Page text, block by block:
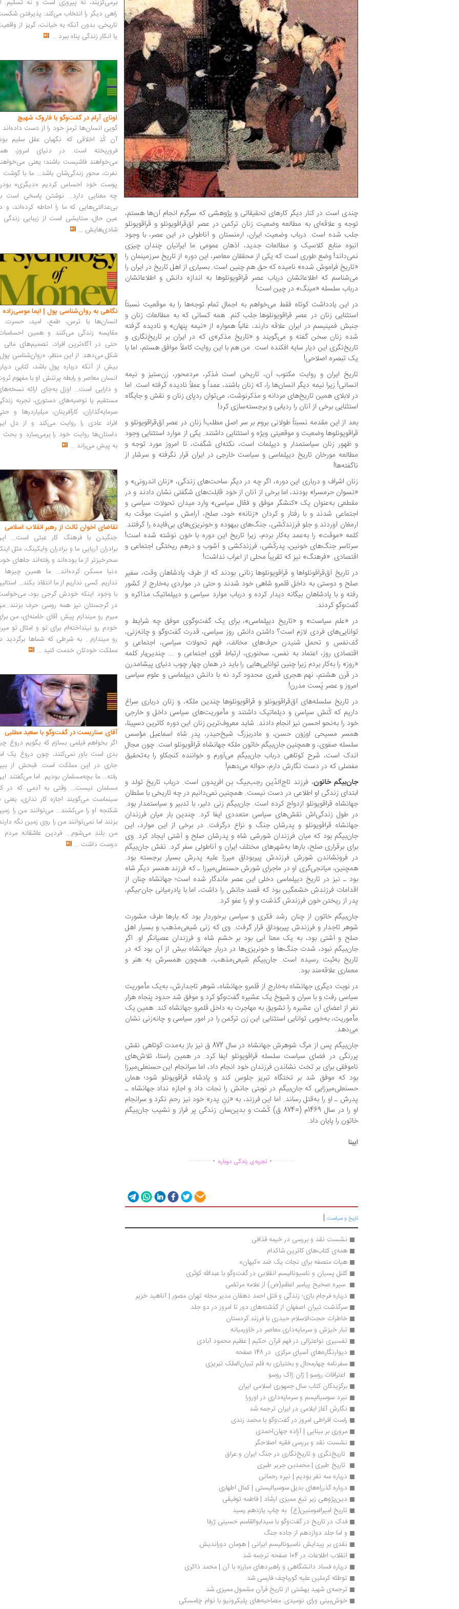
چندی است در کنار دیگر کارهای تحقیقاتی و پژوهشی که سرگرم انجام آن‌ها هستم،
توجه و علاقه‌ای به مطالعه وضعیت زنان ترکمن در عصر آق‌قراقویونلو و قراقویونلو
جلب شده است. درباب وضعیت ایران، ارمنستان و آناطولی در این عصر، با وجود
انبوه منابع کلاسیک و مطالعات جدید، اذهان عمومی ما ایرانیان چندان چیزی
نمی‌داند! وضع طوری است که یکی از محققان معاصر، این دوره از تاریخ سرزمینمان را
«تاریخ فراموش شده» نامیده که حق هم چنین است. بسیاری از اهل تاریخ در ایران را
می‌شناسم که اطلاعاتشان درباب عصر قراقویونلوها به اندازه دانش و اطلاعاتشان
درباب سلسله «مینگ» در چین است!
در این یادداشت کوتاه فقط می‌خواهم به اجمال تمام توجه‌ها را به موقعیت نسبتاً
استثنایی زنان در عصر قراقویونلوها جلب کنم. همه کسانی که به مطالعات زنان و
جنبش فمینیسم در ایران علاقه دارند، غالباً همواره از «نیمه پنهان» و نادیده گرفته
شده زنان سخن گفته و می‌گویند و «تاریخ مذکر»ی که در ایران بر تاریخ‌نگاری و
تاریخ‌نگری این دیار سایه افکنده است. من هم با این روایت کاملاً موافق هستم، اما با
یک تبصره اصلاحی!
تاریخ ایران و روایت مکتوب آن، تاریخی است مُذکر، مردمحور، زن‌ستیز و نیمه
انسانی! زیرا نیمه دیگر انسان‌ها را، که زنان باشند، عمداً و عملاً نادیده گرفته است. اما
در لابلای همین تاریخ‌های مردانه و مذکرنوشت، می‌توان ردپای زنان و نقش و جایگاه
استثنایی برخی از آنان را ردیابی و برجسته‌سازی کرد!
بعد از این مقدمه نسبتاً طولانی بروم بر سر اصل مطلب! زنان در عصر آق‌قراقویونلو و
قراقویونلوها وضعیت و موقعیتی ویژه و استثنایی داشتند. یکی از موارد استثنایی وجود
و ظهور زنان سیاستمدار و دیپلمات است، نکته‌ای شگفت، تا امروز مورد توجه و
مطالعه مورخان تاریخ دیپلماسی و سیاست خارجی در ایران قرار نگرفته و سرشار از
ناگفته‌ها!
زنان اشراف و درباری این دوره، اگر چه در دیگر ساحت‌های زندگی، «زنان اندرونی» و
«نسوان حرمسرا» بودند، اما برخی از آنان از خود قابلت‌های شگفتی نشان دادند و در
مقطعی به‌عنوان یک «کنشگر موفق و فعّال سیاسی» وارد میدان تحولات سیاسی و
اجتماعی شدند و با رفتار و کردان «زنانه» خود، صلح، آرامش و امنیت موقت به
ارمغان آوردند و جلو فرزندکُشی، جنگ‌های بیهوده و خونریزی‌های بی‌فایده را گرفتند.
کلمه «موقت» را به‌عمد به‌کار بردم، زیرا تاریخ این دوره با خون نوشته شده است!
سرتاسر جنگ‌های خونین، پدرکُشی، فرزندکشی و آشوب و درهم ریختگی اجتماعی و
اقتصادی. «فرهنگ» نیز که تقریباً محلی از اعراب نداشت!
در تاریخ آق‌قراقونلواها و قراقویونلوها زنانی بودند که از طرف پادشاهان وقت، سفیر
صلح و دوستی به داخل قلمرو شاهی خود شدند و حتی در مواردی به‌خارج از کشور
رفته و با پادشاهان بیگانه دیدار کرده و درباب موارد سیاسی و دیپلماتیک مذاکره و
گفت‌وگو کردند.
در «علم سیاست» و «تاریخ دیپلماسی»، برای یک گفت‌وگوی موفق چه شرایط و
توانایی‌های فردی لازم است؟ داشتن دانش روز سیاسی، قدرت گفت‌وگو و چانه‌زنی،
کَف‌نفس و تحمل شنیدن حرف‌های مخالف، فهم تحولات سیاسی، اجتماعی و
اقتصادی روز، اعتماد به نفس، سخنوری، ارتباط قوی اجتماعی و ... چندین‌بار کلمه
«روز» را به‌کار بردم زیرا چنین توانایی‌هایی را باید در همان چهار چوب دنیای پیشامدرن
در قرن هشتم، نهم هجری قمری محدود کرد نه با دانش دیپلماسی و علوم سیاسی
امروز و عصر پُست مدرن!
در تاریخ سلسله‌های آق‌قراقویونلو و قراقویونلوها چندین ملکه، و زنان درباری سراغ
داریم که کُنش سیاسی و دیلماتیک داشتند و مأموریت‌های سیاسی داخل و خارجی
خود را به‌نحو احسن نیز انجام دادند. شاید معروف‌ترین زنان این دوره کاترین دسپینا،
همسر مسیحی اوزون حسن، و مادربزرگ شیخ‌حیدر، پدرِ شاه اسماعیل مؤسس
سلسله صفوی، و همچنین جان‌بیگم خاتون ملکه جهانشاه قراقویونلو است. چون مجال
اندک است، شرح کوتاهی درباب جان‌بیگم می‌آورم و خواننده کنجکاو را به‌تحقیق
مفصلی که در دست نگارش دارم، حواله می‌دهم!
جان‌بیگم خاتون، فرزند تاج‌الدّین رجب‌بیگ بن افریدون است. درباب تاریخ تولد و
ابتدای زندگی او اطلاعی در دست نیست. همچنین نمی‌دانیم در چه تاریخی با سلطان
جهانشاه قراقویونلو ازدواج کرده است. جان‌بیگم زنی دلیر، با تدبیر و سیاستمدار بود.
در طول زندگی‌اش نقش‌های سیاسی متعددی ایفا کرد. چندین بار میان فرزندان
جهانشاه قراقویونلو و پدرشان جنگ و نزاع درگرفت. در برخی از این موارد، این
جان‌بیگم بود که میان فرزندان شورشی شاه و پدرشان صلح و آشتی ایجاد کرد. وی
برای برقراری صلح، بارها به‌شهرهای مختلف ایران و آناطولی سفر کرد. نقش جان‌بیگم
در فرونشاندن شورش فرزندش پیربوداق میرزا علیه پدرش بسیار برجسته بود.
همچنین، میانجی‌گری او در ماجرای شورش حسنعلی‌میرزا ـ که فرزند همسر دیگر شاه
بود ـ نیز در تاریخ دیپلماسی دخلی این عصر ماندگار شده است؛ جهانشاه چنان از
اقدامات فرزندش خشمگین بود که قصد جانش را داشت، اما با پادرمیانی جان-بیگم،
پدر از ریختن خون فرزندش گذشت و او را عفو کرد.
جان‌بیگم‌ خاتون از چنان رشد فکری و سیاسی برخوردار بود که بارها طرف مشورت
شوهر تاجدار و فرزندش پیربوداق قرار گرفت. وی که زنی شیعی‌مذهب و بسیار اهل
صلح و آشتی بود، به یک معنا آبی بود بر خشم شاه و فرزندان عصیانگر او. اگر
جان‌بیگم نبود، شدت جنگ‌ها و خونریزی‌ها در دربار جهانشاه بیش از آن بود که در
تاریخ به‌ثبت رسیده است. جان‌بیگم شیعی‌مذهب، همچون همسرش به هنر و
معماری علاقه‌مند بود.
در نوبت دیگری جهانشاه به‌خارج از قلمرو جهانشاه، شوهر تاجدارش، به‌یک مأموریت
سیاسی رفت و با سران و شیوخ یک عشیره گفت‌وگو کرد و موفق شد حدود پنجاه هزار
نفر از اعضای آن عشیره را تشویق به مهاجرت به داخل قلمرو جهانشاه کند. همین یک
مأموریت، به‌خوبی توانایی استثنایی این زن ترکمن را در امور سیاسی و چانه‌زنی نشان
می‌دهد.
جان‌بیگم پس از مرگ شوهرش جهانشاه در سال 872 ق نیز باز به‌مدت کوتاهی نقش
پررنگی در فضای سیاست سلسله قراقویونلو ایفا کرد. در همین راستا، تلاش‌های
ناموفقی برای بر تخت نشاندن فرزندان خود انجام داد، اما سرانجام این حسنعلی‌میرزا
بود که موفق شد بر تختگاه تبریز جلوس کند و پادشاه قراقویونلو شود؛ همان
حسنعلی‌میرزایی که جان‌بیگم در نوبتی جانش را نجات داد و اجازه نداد جهانشاه ـ
پدرش ـ او را به‌قتل رساند. اما این فرزند، به «زنِ پدر» خود نیز رحم نکرد و سرانجام
او را در سال 1469م (=874 ق) کُشت و بدین‌سان زندگی پر فراز و نشیب جان‌بیگم
خاتون را پایان داد.
ایبنا
............... . تجربه‌ی زندگی دوباره . ..............
تاریخ و سیاست |
نشست نقد و بررسی در خیمه قذافی
همه‌ی کتاب‌های کاترین شاکدام
هیات منصفه برای نجات یک ضد «کیهان»
کلنل پسیان و ناسیونالیسم انقلابی در گفت‌وگو با عبدالله کوثری
سیره صحیح پیامبر اعظم(ص) از علامه مرتضی
درباره فرجام بازی؛ زندگی و قتل احمد دهقان مدیر مجله تهران مصور | آناهید خزیر
سرگذشت تیران اصفهان از گذشته‌های دور تا امروز در دو جلد
خاطرات حجت‌الاسلام حیدری با فرزند کردستان
تبار خیزش و سرمایه‌داری معاصر در خاورمیانه
تفسیری نواعتزالی در فهم قرآن حکیم | عظیم محمود آبادی
دیوارنگاره‌های آسیای مرکزی  در 148 صفحه
سفرنامه چهارمحال و بختیاری به قلم تبیان‌الملک تبریزی
اعترافات روسو | ژان ژاک روسو
برگزیدگان کتاب سال جمهوری اسلامی ایران
نبرد سوسیالیسم و سرمایه‌داری در اورورا
نگارش آغاز ایلامی در ایران ترجمه شد
راست افراطی امروز در گفت‌وگو با محمد زندی
مروری بر بینایی | آزاده جهان‌احمدی
نشست نقد و بررسی فقیه اصلاحگر
تاریخ‌نگری و تاریخ‌نگاری در جنگ ایران و عراق
تاریخ طبری | محمدبن جریر طبری
درباره سه نفر بودیم | نیره رحمانی
درباره گذرراه‌های بدیل سوسیالیستی | کمال اطهاری
دین‌پژوهی زیر تیغ ممیزی ارشاد | فاطمه توفیقی
تاریخ امیرالمومنین(ع)  به چاپ یازدهم رسید
فدک در تاریخ در گفت‌وگو با سیدابوالقاسم حسینی ژرفا
و اما جلد دوازدهم از جاده جنگ
نقدی بر پیدایش ناسیونالیسم ایرانی | هومان دوراندیش
انقلاب اطلاعات در 104 صفحه ترجمه شد
درباره فساد دانشگاهی و راهبردهای مبارزه با آن | محمد ذاکری
توطئه کرملین علیه گورباچف فارسی شد
ترجمه‌ی شهید بهشتی از تاریخ قرآن مشمول ممیزی شد
خوش‌بینی ورای نومیدی: مصاحبه‌های پلیکرونیو با نوام چامسکی
برمی‌گزیند، نه پیروزی است و نه تسلیم.
راهی دیگر را انتخاب می‌کند: پذیرفتن
تاریخی، بدون آنکه به خیانت، گریز از
یا انکار زندگی پناه ببرد ...
اونای آرام در گفت‌وگو با فاروک شهیچ‭
گویی انسان‌ها ترمزِ خود را از دست داده‌اند
آن کُدِ اخلاقی که نگهبان عقل سلیم
فروریخته است. در دنیای امروز،
می‌خواهند فاشیست باشند؛ یعنی
نفرت، محورِ زندگی‌شان باشد... ما با گوشت
پوست خود احساس کردیم «دیگری»
چه معنایی دارد... نوشتن پاسخی است
بی‌عدالتی‌هایی که ما را احاطه کرده‌اند، و
عین حال، ستایشی است از زیبایی زندگی
شادی‌هایش ...
نگاهی به روان‌شناسی پول | ایما موسی‌زاده
انسان‌ها با ترس، طمع، امید، حسرت
مقایسه زندگی می‌کنند و همین
حتی در آگاه‌ترین افراد، تصمیم‌های مالی
شکل می‌دهد. از این منظر، «روان‌شناسی
بیش از آنکه درباره پول باشد، کتابی
انسان معاصر و رابطه پرتنش او با مفهوم
و دارایی است... اوزل به‌جای ارائه
مستقیم یا توصیه‌های دستوری، تجربه
سرمایه‌گذاران، کارآفرینان، میلیاردرها و
افراد عادی را روایت می‌کند و از دل
داستان‌ها روایت خود را برمی‌سازد و بحث
به پیش می‌راند ...
تقاضای اخوان ثالث از رهبر انقلاب اسلامی
جنگیدن با فرهنگ کار عبثی است...
برادران آریایی ما و برادران وایکینگ، مثل
سحرخیزتر از ما بوده‌اند و رفته‌اند جاهای
دنیا مسکن کرده‌اند... ما همین چیزها
نداریم. کسی نداریم از ما انتقاد بکند...
با وجود اینکه خودش گرجی بود،
در گرجستان نیز همه روسی حرف
میرم رو میندازم پیش آقای خامنه‌ای، من
خودم رو نینداخته‌ام برای تو و امثال تو
رو میندازم... به شرطی که شماها برگردید
مملکت خودتان خدمت کنید ...
آقای سناریست در گفت‌وگو با سعید مطلبی
اگر بخواهم فیلمی بسازم که بگویم دروغ
بدی است باور نمی‌کنند، چون دروغ یک
جاری در این مملکت است. قبحش از
رفته... ما بچه‌مسلمان بودیم. اما می‌گفتند
مسلمان نیست... وقتی به آدمی که در
سینماست می‌گویند اجازه کار نداری، یعنی
شکنجه او را می‌کشند... می‌توانند من را
بزنند اما نمی‌توانند من را روی زمین نگه
من بلند می‌شوم... فردین عاشقانه مردم
دوست داشت ...